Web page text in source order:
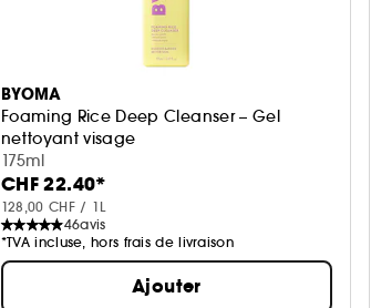
BYOMA
Foaming Rice Deep Cleanser – Gel
nettoyant visage
175ml
CHF 22.40*
128,00 CHF / 1L
46avis
*TVA incluse, hors frais de livraison
Ajouter